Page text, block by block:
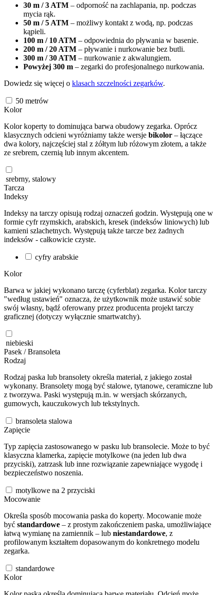
30 m / 3 ATM – odporność na zachlapania, np. podczas
mycia rąk.
50 m / 5 ATM – możliwy kontakt z wodą, np. podczas
kąpieli.
100 m / 10 ATM – odpowiednia do pływania w basenie.
200 m / 20 ATM – pływanie i nurkowanie bez butli.
300 m / 30 ATM – nurkowanie z akwalungiem.
Powyżej 300 m – zegarki do profesjonalnego nurkowania.
Dowiedz się więcej o klasach szczelności zegarków.
50 metrów
Kolor
Kolor koperty to dominująca barwa obudowy zegarka. Oprócz
klasycznych odcieni wyróżniamy także wersje bikolor – łączące
dwa kolory, najczęściej stal z żółtym lub różowym złotem, a także
ze srebrem, czernią lub innym akcentem.
srebrny, stalowy
Tarcza
Indeksy
Indeksy na tarczy opisują rodzaj oznaczeń godzin. Występują one w
formie cyfr rzymskich, arabskich, kresek (indeksów liniowych) lub
kamieni szlachetnych. Występują także tarcze bez żadnych
indeksów - całkowicie czyste.
cyfry arabskie
Kolor
Barwa w jakiej wykonano tarczę (cyferblat) zegarka. Kolor tarczy
"według ustawień" oznacza, że użytkownik może ustawić sobie
swój własny, bądź oferowany przez producenta projekt tarczy
graficznej (dotyczy wyłącznie smartwatchy).
niebieski
Pasek / Bransoleta
Rodzaj
Rodzaj paska lub bransolety określa materiał, z jakiego został
wykonany. Bransolety mogą być stalowe, tytanowe, ceramiczne lub
z tworzywa. Paski występują m.in. w wersjach skórzanych,
gumowych, kauczukowych lub tekstylnych.
bransoleta stalowa
Zapięcie
Typ zapięcia zastosowanego w pasku lub bransolecie. Może to być
klasyczna klamerka, zapięcie motylkowe (na jeden lub dwa
przyciski), zatrzask lub inne rozwiązanie zapewniające wygodę i
bezpieczeństwo noszenia.
motylkowe na 2 przyciski
Mocowanie
Określa sposób mocowania paska do koperty. Mocowanie może
być standardowe – z prostym zakończeniem paska, umożliwiające
łatwą wymianę na zamiennik – lub niestandardowe, z
profilowanym kształtem dopasowanym do konkretnego modelu
zegarka.
standardowe
Kolor